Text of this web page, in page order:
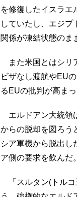
を修復したイスラエ
していたし、エジ
関係が凍結状態のま
また米国とはシリ
ビザなし渡航やEU
るEUの批判が高ま
エルドアン大統領
からの脱却を図ろう
シア軍機から脱出し
ア側の要求を飲んだ。
「スルタン(トルコ